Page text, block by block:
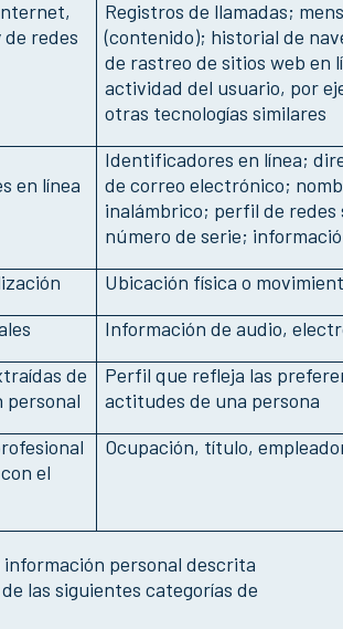
redes
Registros de llamadas;
(contenido); historial de
de rastreo de sitios web en
actividad del usuario, por
otras tecnologías similares
en línea
Identificadores en línea;
de correo electrónico;
inalámbrico; perfil de
número de serie;
Ubicación física o
Información de audio,
de
personal
Perfil que refleja las
actitudes de una persona
el
Ocupación, título,
información personal descrita
las siguientes categorías de